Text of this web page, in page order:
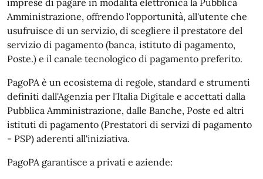
imprese di pagare in modalità elettronica la Pubblica
Amministrazione, offrendo l'opportunità, all'utente che
usufruisce di un servizio, di scegliere il prestatore del
servizio di pagamento (banca, istituto di pagamento,
Poste.) e il canale tecnologico di pagamento preferito.
PagoPA è un ecosistema di regole, standard e strumenti
definiti dall'Agenzia per l'Italia Digitale e accettati dalla
Pubblica Amministrazione, dalle Banche, Poste ed altri
istituti di pagamento (Prestatori di servizi di pagamento
- PSP) aderenti all'iniziativa.
PagoPA garantisce a privati e aziende: